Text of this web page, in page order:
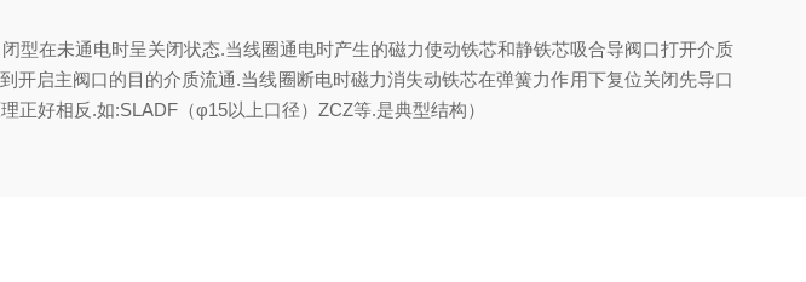
型在未通电时呈关闭状态.当线圈通电时产生的磁力使动铁芯和静铁芯吸合导阀口打开介质
启主阀口的目的介质流通.当线圈断电时磁力消失动铁芯在弹簧力作用下复位关闭先导口
好相反.如:SLADF（φ15以上口径）ZCZ等.是典型结构）